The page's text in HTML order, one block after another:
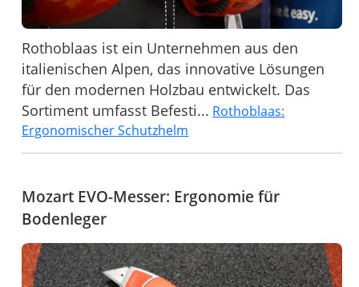
Rothoblaas ist ein Unternehmen aus den
italienischen Alpen, das innovative Lösungen
für den modernen Holzbau entwickelt. Das
Sortiment umfasst Befesti... Rothoblaas:
Ergonomischer Schutzhelm
Mozart EVO-Messer: Ergonomie für
Bodenleger